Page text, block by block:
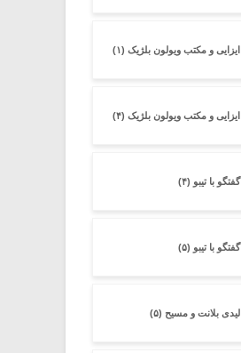
ایزایی و مکتب ویولون بلژیک (۱)
ایزایی و مکتب ویولون بلژیک (۴)
گفتگو با تیبو (۴)
گفتگو با تیبو (۵)
لیدی بلانت و مسیح (۵)